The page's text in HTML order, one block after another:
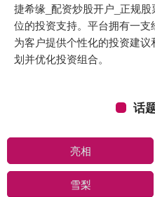
捷希缘_配资炒股开户_正规
位的投资支持。平台拥有一
为客户提供个性化的投资建
划并优化投资组合。
话
亮相
雪梨